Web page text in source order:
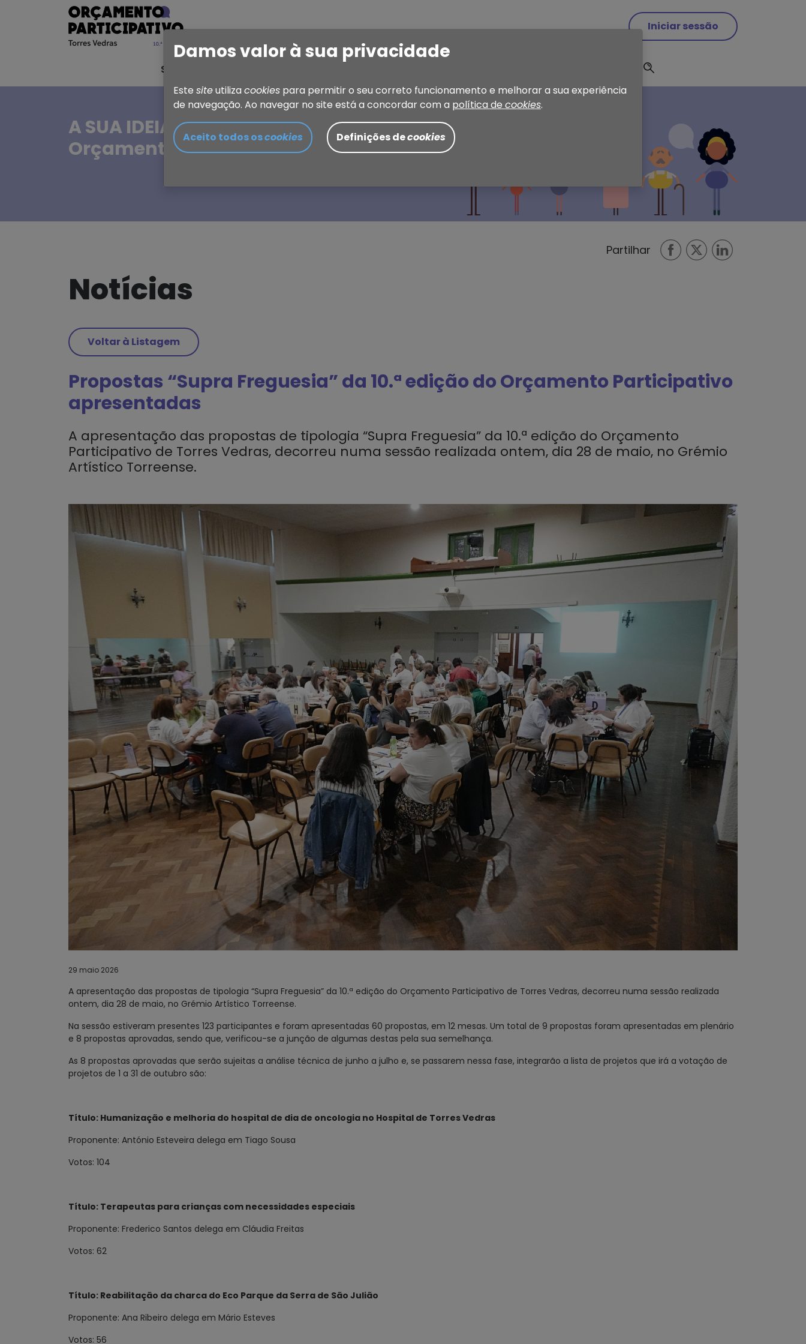
Iniciar sessão
Sobre o OP
A SUA IDEIA, A SUA ESCOLHA
Orçamento Participativo de Torres Vedras
Partilhar
Notícias
Voltar à Listagem
Propostas “Supra Freguesia” da 10.ª edição do Orçamento Participativo
apresentadas
A apresentação das propostas de tipologia “Supra Freguesia” da 10.ª edição do Orçamento
Participativo de Torres Vedras, decorreu numa sessão realizada ontem, dia 28 de maio, no Grémio
Artístico Torreense.
29 maio 2026
A apresentação das propostas de tipologia “Supra Freguesia” da 10.ª edição do Orçamento Participativo de Torres Vedras, decorreu numa sessão realizada
ontem, dia 28 de maio, no Grémio Artístico Torreense.
Na sessão estiveram presentes 123 participantes e foram apresentadas 60 propostas, em 12 mesas. Um total de 9 propostas foram apresentadas em plenário
e 8 propostas aprovadas, sendo que, verificou-se a junção de algumas destas pela sua semelhança.
As 8 propostas aprovadas que serão sujeitas a análise técnica de junho a julho e, se passarem nessa fase, integrarão a lista de projetos que irá a votação de
projetos de 1 a 31 de outubro são:
Título: Humanização e melhoria do hospital de dia de oncologia no Hospital de Torres Vedras
Proponente: António Esteveira delega em Tiago Sousa
Votos: 104
Título: Terapeutas para crianças com necessidades especiais
Proponente: Frederico Santos delega em Cláudia Freitas
Votos: 62
Título: Reabilitação da charca do Eco Parque da Serra de São Julião
Proponente: Ana Ribeiro delega em Mário Esteves
Votos: 56
Damos valor à sua privacidade
Este siteutiliza cookies para permitir o seu correto funcionamento e melhorar a sua experiência
de navegação. Ao navegar no site está a concordar com a política de cookies.
Aceito todos oscookies Definições decookies